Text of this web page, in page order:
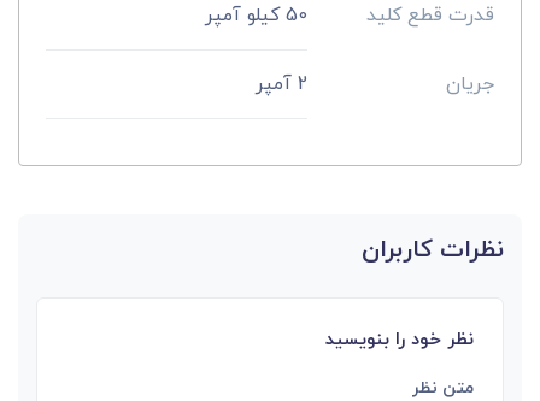
قدرت قطع کلید 50 کیلو آمپر
جریان 2 آمپر
نظرات کاربران
نظر خود را بنویسید
متن نظر